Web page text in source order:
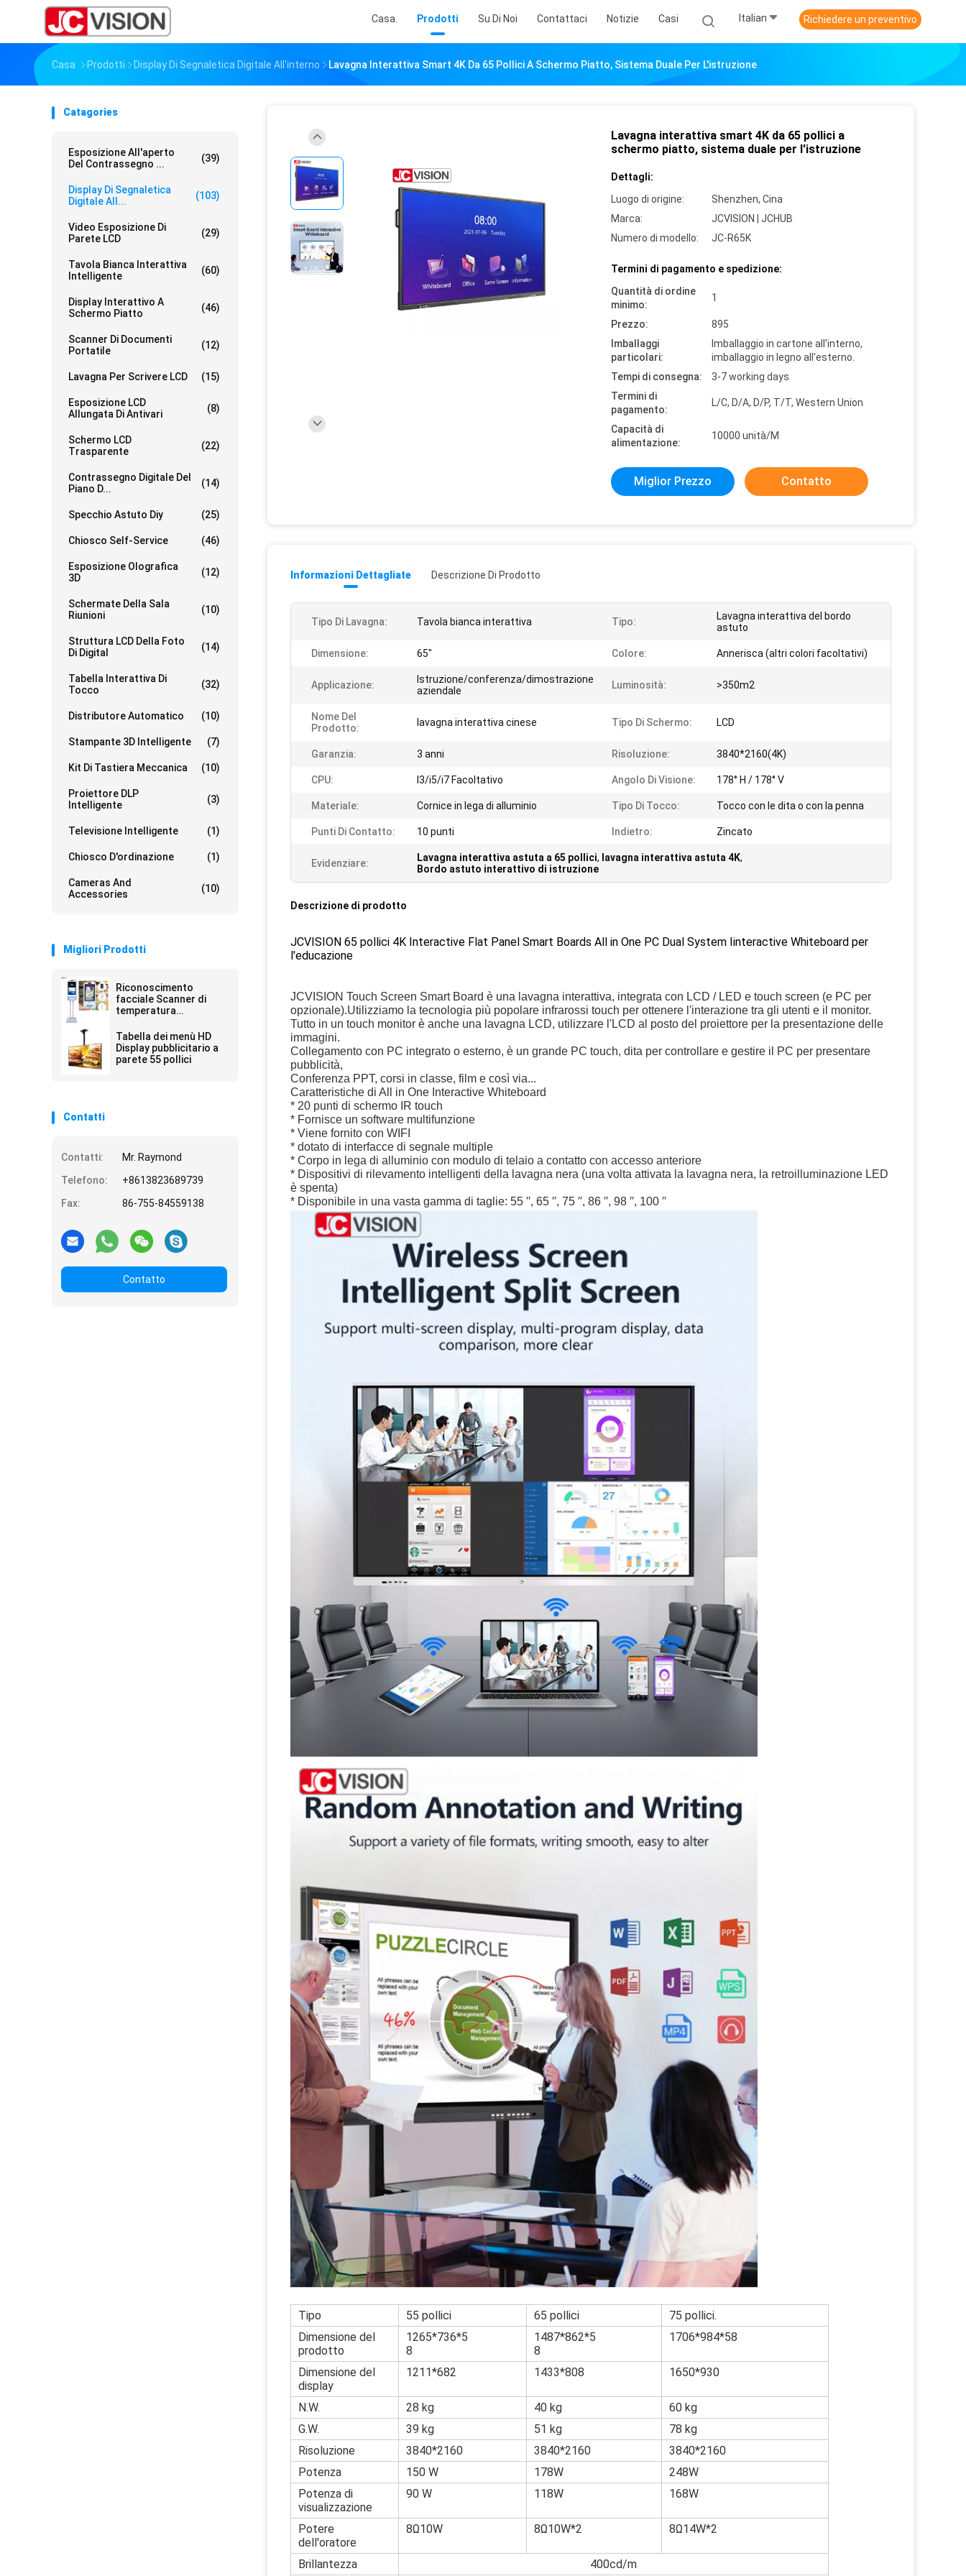
Casa. Prodotti Su Di Noi Contattaci Notizie Casi Italian Richiedere un preventivo
Casa Prodotti Display Di Segnaletica Digitale All'interno Lavagna Interattiva Smart 4K Da 65 Pollici A Schermo Piatto, Sistema Duale Per L'istruzione
Catagories
Esposizione All'aperto
Del Contrassegno ...
(39)
Display Di Segnaletica
Digitale All...
(103)
Video Esposizione Di
Parete LCD
(29)
Tavola Bianca Interattiva
Intelligente
(60)
Display Interattivo A
Schermo Piatto
(46)
Scanner Di Documenti
Portatile
(12)
Lavagna Per Scrivere LCD (15)
Esposizione LCD
Allungata Di Antivari
(8)
Schermo LCD
Trasparente
(22)
Contrassegno Digitale Del
Piano D...
(14)
Specchio Astuto Diy (25)
Chiosco Self-Service (46)
Esposizione Olografica
3D
(12)
Schermate Della Sala
Riunioni
(10)
Struttura LCD Della Foto
Di Digital
(14)
Tabella Interattiva Di
Tocco
(32)
Distributore Automatico (10)
Stampante 3D Intelligente (7)
Kit Di Tastiera Meccanica (10)
Proiettore DLP
Intelligente
(3)
Televisione Intelligente (1)
Chiosco D'ordinazione (1)
Cameras And
Accessories
(10)
Migliori Prodotti
Riconoscimento
facciale Scanner di
temperatura
Chiosco pubblicitario
Tabella dei menù HD
Display pubblicitario a
parete 55 pollici
Contatti
Contatti:
Mr. Raymond
Telefono:
+8613823689739
Fax:
86-755-84559138
Contatto
Lavagna interattiva smart 4K da 65 pollici a
schermo piatto, sistema duale per l'istruzione
Dettagli:
Luogo di origine:
Shenzhen, Cina
Marca:
JCVISION | JCHUB
Numero di modello:
JC-R65K
Termini di pagamento e spedizione:
Quantità di ordine
minimo:
1
Prezzo:
895
Imballaggi
particolari:
Imballaggio in cartone all'interno,
imballaggio in legno all'esterno.
Tempi di consegna:
3-7 working days
Termini di
pagamento:
L/C, D/A, D/P, T/T, Western Union
Capacità di
alimentazione:
10000 unità/M
Miglior Prezzo Contatto
Informazioni Dettagliate Descrizione Di Prodotto
Tipo Di Lavagna: Tavola bianca interattiva Tipo:
Lavagna interattiva del bordo
astuto
Dimensione: 65" Colore: Annerisca (altri colori facoltativi)
Applicazione:
Istruzione/conferenza/dimostrazione
aziendale
Luminosità: >350m2
Nome Del
Prodotto:
lavagna interattiva cinese Tipo Di Schermo: LCD
Garanzia: 3 anni Risoluzione: 3840*2160(4K)
CPU: I3/i5/i7 Facoltativo Angolo Di Visione: 178° H / 178° V
Materiale: Cornice in lega di alluminio Tipo Di Tocco: Tocco con le dita o con la penna
Punti Di Contatto: 10 punti Indietro: Zincato
Evidenziare: Lavagna interattiva astuta a 65 pollici, lavagna interattiva astuta 4K,
Bordo astuto interattivo di istruzione
Descrizione di prodotto
JCVISION 65 pollici 4K Interactive Flat Panel Smart Boards All in One PC Dual System Iinteractive Whiteboard per
l'educazione
JCVISION Touch Screen Smart Board è una lavagna interattiva, integrata con LCD / LED e touch screen (e PC per
opzionale).Utilizziamo la tecnologia più popolare infrarossi touch per ottenere l'interazione tra gli utenti e il monitor.
Tutto in un touch monitor è anche una lavagna LCD, utilizzare l'LCD al posto del proiettore per la presentazione delle
immagini.
Collegamento con PC integrato o esterno, è un grande PC touch, dita per controllare e gestire il PC per presentare
pubblicità,
Conferenza PPT, corsi in classe, film e così via...
Caratteristiche di All in One Interactive Whiteboard
* 20 punti di schermo IR touch
* Fornisce un software multifunzione
* Viene fornito con WIFI
* dotato di interfacce di segnale multiple
* Corpo in lega di alluminio con modulo di telaio a contatto con accesso anteriore
* Dispositivi di rilevamento intelligenti della lavagna nera (una volta attivata la lavagna nera, la retroilluminazione LED
è spenta)
* Disponibile in una vasta gamma di taglie: 55 ′′, 65 ′′, 75 ′′, 86 ′′, 98 ′′, 100 ′′
Tipo 55 pollici 65 pollici
75 pollici.
Dimensione del
prodotto
1265*736*5
8
1487*862*5
8
1706*984*58
Dimensione del
display
1211*682 1433*808 1650*930
N.W. 28 kg 40 kg
60 kg
G.W.
39 kg 51 kg
78 kg
Risoluzione
3840*2160 3840*2160
3840*2160
Potenza
150 W 178W
248W
Potenza di
visualizzazione
90 W 118W 168W
Potere
dell'oratore
8Ω10W 8Ω10W*2 8Ω14W*2
Brillantezza 400cd/m